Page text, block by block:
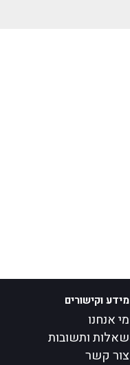
מידע וקישורים
מי אנחנו
שאלות ותשובות
צור קשר